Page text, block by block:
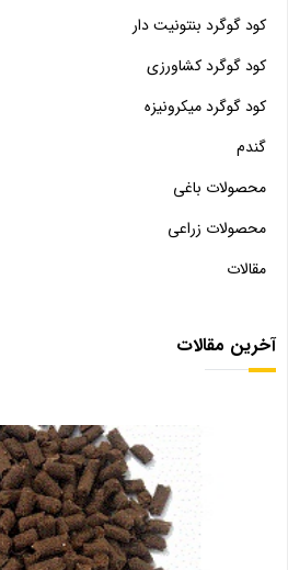
کود گوگرد بنتونیت دار
کود گوگرد کشاورزی
کود گوگرد میکرونیزه
گندم
محصولات باغی
محصولات زراعی
مقالات
آخرین مقالات